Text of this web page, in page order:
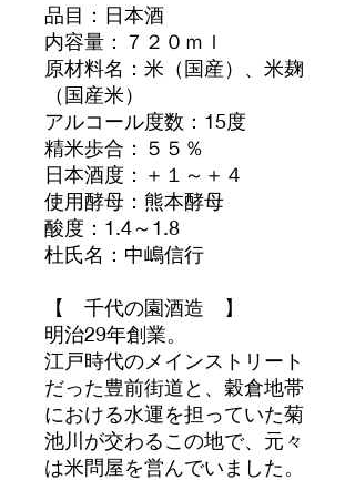
品目：日本酒
内容量：７２０ｍｌ
原材料名：米（国産）、米麹
（国産米）
アルコール度数：15度
精米歩合：５５％
日本酒度：＋１～＋４
使用酵母：熊本酵母
酸度：1.4～1.8
杜氏名：中嶋信行
【 千代の園酒造 】
明治29年創業。
江戸時代のメインストリート
だった豊前街道と、穀倉地帯
における水運を担っていた菊
池川が交わるこの地で、元々
は米問屋を営んでいました。